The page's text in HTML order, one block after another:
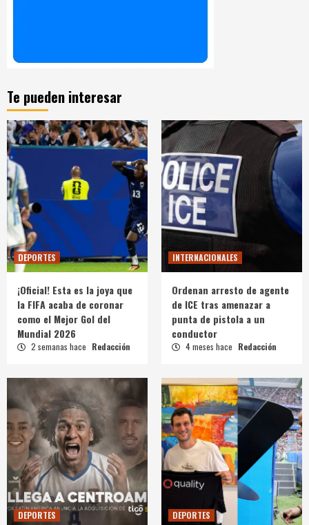
Te pueden interesar
DEPORTES
¡Oficial! Esta es la joya que
la FIFA acaba de coronar
como el Mejor Gol del
Mundial 2026
2 semanas hace Redacción
INTERNACIONALES
Ordenan arresto de agente
de ICE tras amenazar a
punta de pistola a un
conductor
4 meses hace Redacción
DEPORTES DEPORTES